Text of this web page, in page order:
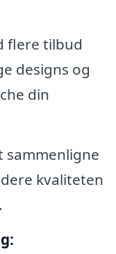
flere tilbud
designs og
din
sammenligne
kvaliteten